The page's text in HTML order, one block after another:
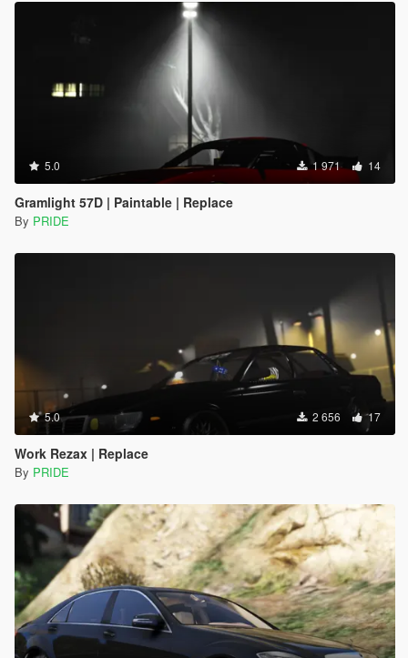
5.0 1 971 14
Gramlight 57D | Paintable | Replace
By PRIDE
5.0 2 656 17
Work Rezax | Replace
By PRIDE